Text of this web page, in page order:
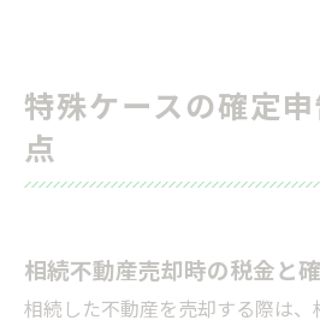
特殊ケースの確定
点
相続不動産売却時の税金と
相続した不動産を売却する際は